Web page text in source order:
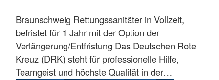
Braunschweig Rettungssanitäter in Vollzeit,
befristet für 1 Jahr mit der Option der
Verlängerung/Entfristung Das Deutschen Rote
Kreuz (DRK) steht für professionelle Hilfe,
Teamgeist und höchste Qualität in der…